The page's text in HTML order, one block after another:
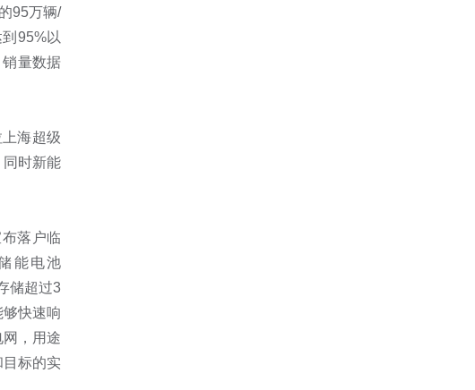
95万辆/
95%以
量数据
海超级
时新能
落户临
能电池
储超过3
快速响
，用途
目标的实